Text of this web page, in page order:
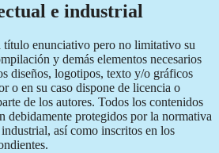
e industrial
enunciativo pero no limitativo su
y demás elementos necesarios
diseños, logotipos, texto y/o gráficos
o en su caso dispone de licencia o
de los autores. Todos los contenidos
debidamente protegidos por la normativa
así como inscritos en los